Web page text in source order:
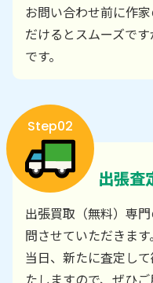
お問い合わせ前に作
だけるとスムーズで
です。
Step02
出張査
出張買取（無料）専
問させていただきます。
当日、新たに査定し
たしますので、ぜひご